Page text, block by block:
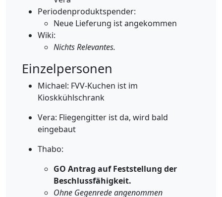
Periodenproduktspender:
Neue Lieferung ist angekommen
Wiki:
Nichts Relevantes.
Einzelpersonen
Michael: FVV-Kuchen ist im
Kioskkühlschrank
Vera: Fliegengitter ist da, wird bald
eingebaut
Thabo:
GO Antrag auf Feststellung der
Beschlussfähigkeit.
Ohne Gegenrede angenommen